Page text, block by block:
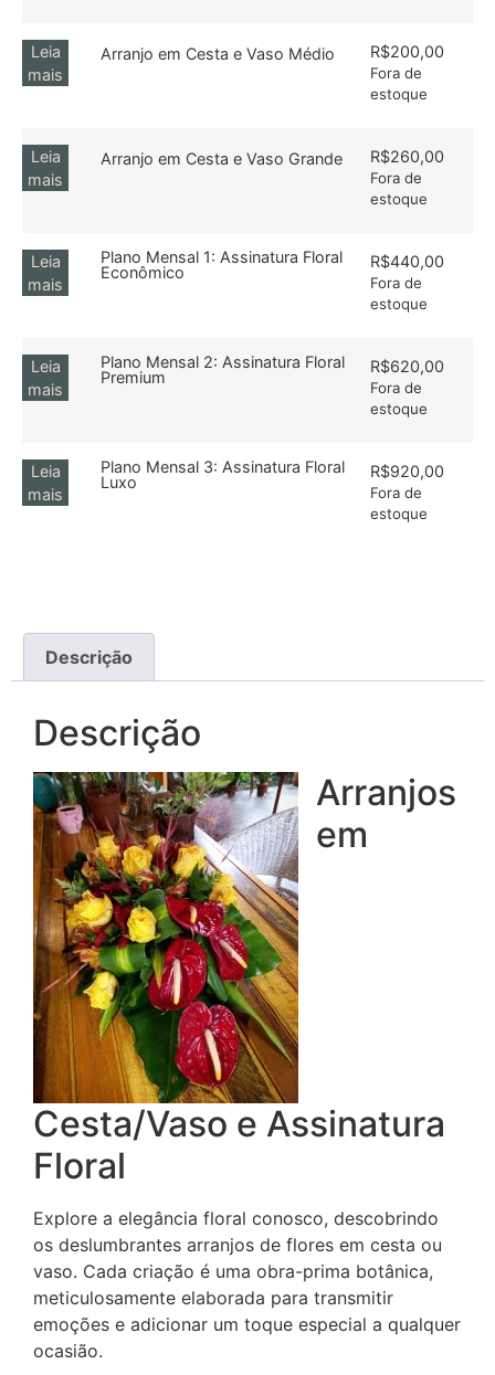
Leia
mais
Arranjo em Cesta e Vaso Médio R$200,00
Fora de
estoque
Leia
mais
Arranjo em Cesta e Vaso Grande R$260,00
Fora de
estoque
Leia
mais
Plano Mensal 1: Assinatura Floral
Econômico
R$440,00
Fora de
estoque
Leia
mais
Plano Mensal 2: Assinatura Floral
Premium
R$620,00
Fora de
estoque
Leia
mais
Plano Mensal 3: Assinatura Floral
Luxo
R$920,00
Fora de
estoque
Descrição
Descrição
Arranjos
em
Cesta/Vaso e Assinatura
Floral
Explore a elegância floral conosco, descobrindo
os deslumbrantes arranjos de flores em cesta ou
vaso. Cada criação é uma obra-prima botânica,
meticulosamente elaborada para transmitir
emoções e adicionar um toque especial a qualquer
ocasião.